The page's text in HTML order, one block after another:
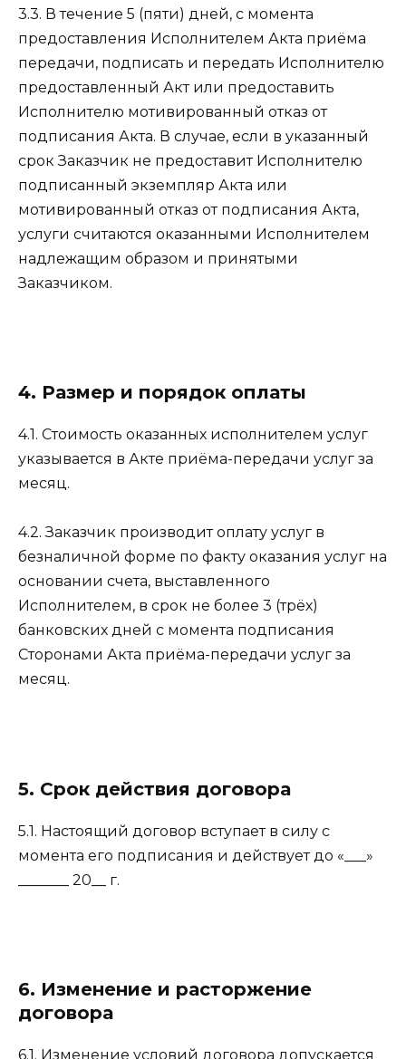
3.3. В течение 5 (пяти) дней, с момента
предоставления Исполнителем Акта приёма
передачи, подписать и передать Исполнителю
предоставленный Акт или предоставить
Исполнителю мотивированный отказ от
подписания Акта. В случае, если в указанный
срок Заказчик не предоставит Исполнителю
подписанный экземпляр Акта или
мотивированный отказ от подписания Акта,
услуги считаются оказанными Исполнителем
надлежащим образом и принятыми
Заказчиком.
4. Размер и порядок оплаты
4.1. Стоимость оказанных исполнителем услуг
указывается в Акте приёма-передачи услуг за
месяц.
4.2. Заказчик производит оплату услуг в
безналичной форме по факту оказания услуг на
основании счета, выставленного
Исполнителем, в срок не более 3 (трёх)
банковских дней с момента подписания
Сторонами Акта приёма-передачи услуг за
месяц.
5. Срок действия договора
5.1. Настоящий договор вступает в силу с
момента его подписания и действует до «___»
_______ 20__ г.
6. Изменение и расторжение
договора
6.1. Изменение условий договора допускается